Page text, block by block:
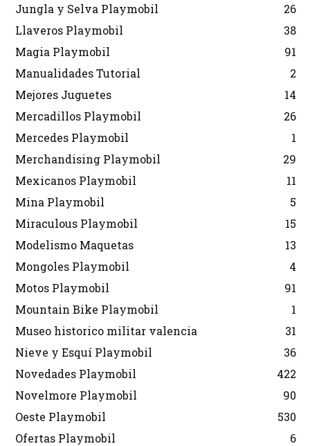
Jungla y Selva Playmobil
26
Llaveros Playmobil
38
Magia Playmobil
91
Manualidades Tutorial
2
Mejores Juguetes
14
Mercadillos Playmobil
26
Mercedes Playmobil
1
Merchandising Playmobil
29
Mexicanos Playmobil
11
Mina Playmobil
5
Miraculous Playmobil
15
Modelismo Maquetas
13
Mongoles Playmobil
4
Motos Playmobil
91
Mountain Bike Playmobil
1
Museo historico militar valencia
31
Nieve y Esquí Playmobil
36
Novedades Playmobil
422
Novelmore Playmobil
90
Oeste Playmobil
530
Ofertas Playmobil
6